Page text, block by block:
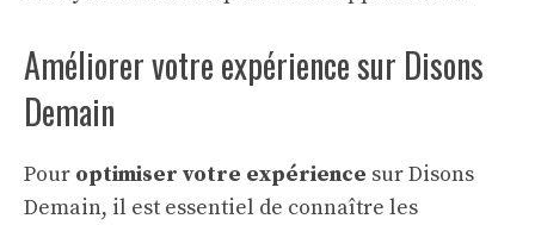
Améliorer votre expérience sur Disons
Demain
Pour optimiser votre expérience sur Disons
Demain, il est essentiel de connaître les